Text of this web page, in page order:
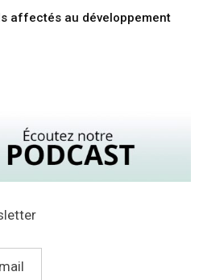
affectés au développement